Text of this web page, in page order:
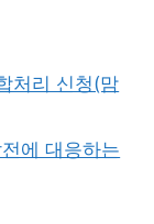
처리 신청(맘
에 대응하는